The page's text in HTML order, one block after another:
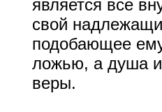
является все
свой
подобающее
ложью, а душа
веры.